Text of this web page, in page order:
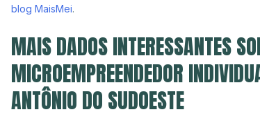
blog MaisMei.
MAIS DADOS INTERESSANTES
MICROEMPREENDEDOR
ANTÔNIO DO SUDOESTE